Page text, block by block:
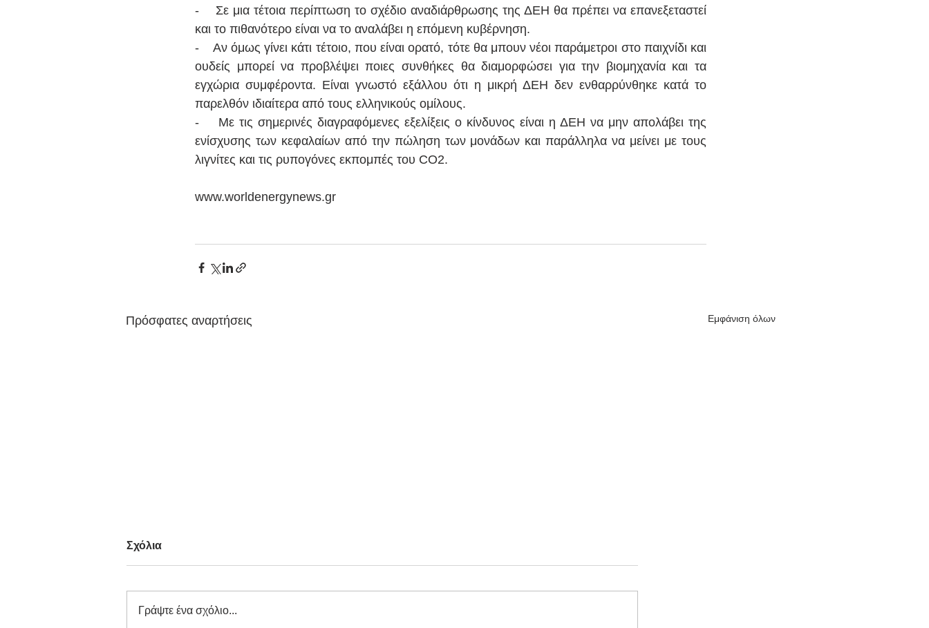
-    Σε μια τέτοια περίπτωση το σχέδιο αναδιάρθρωσης της ΔΕΗ θα πρέπει να επανεξεταστεί
και το πιθανότερο είναι να το αναλάβει η επόμενη κυβέρνηση.
-    Αν όμως γίνει κάτι τέτοιο, που είναι ορατό, τότε θα μπουν νέοι παράμετροι στο παιχνίδι και
ουδείς μπορεί να προβλέψει ποιες συνθήκες θα διαμορφώσει για την βιομηχανία και τα
εγχώρια συμφέροντα. Είναι γνωστό εξάλλου ότι η μικρή ΔΕΗ δεν ενθαρρύνθηκε κατά το
παρελθόν ιδιαίτερα από τους ελληνικούς ομίλους.
-    Με τις σημερινές διαγραφόμενες εξελίξεις ο κίνδυνος είναι η ΔΕΗ να μην απολάβει της
ενίσχυσης των κεφαλαίων από την πώληση των μονάδων και παράλληλα να μείνει με τους
λιγνίτες και τις ρυπογόνες εκπομπές του CO2.
www.worldenergynews.gr
Πρόσφατες αναρτήσεις Εμφάνιση όλων
Σχόλια
Γράψτε ένα σχόλιο...